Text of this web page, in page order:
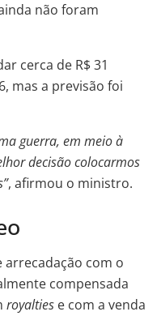
não foram
cerca de R$ 31
mas a previsão foi
guerra, em meio à
decisão colocarmos
, afirmou o ministro.
arrecadação com o
compensada
royalties e com a venda